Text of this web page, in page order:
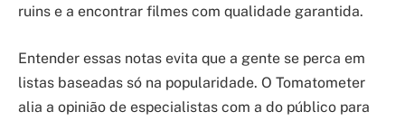
ruins e a encontrar filmes com qualidade garantida.
Entender essas notas evita que a gente se perca em
listas baseadas só na popularidade. O Tomatometer
alia a opinião de especialistas com a do público para